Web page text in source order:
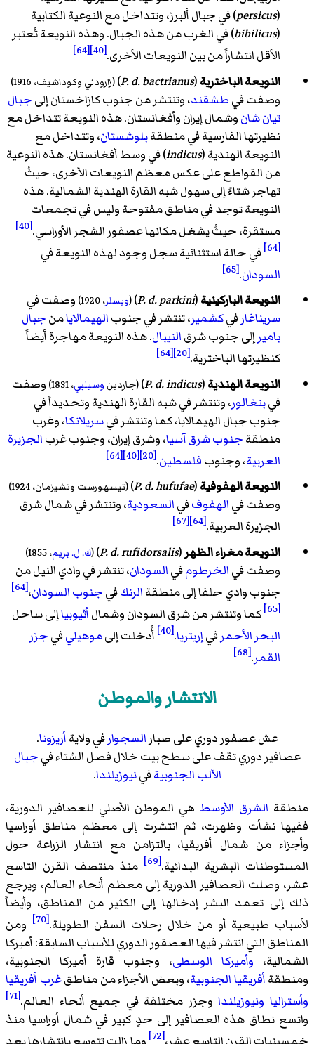
(
persicus) في جبال ألبرز، وتتداخل مع النوعية الكتابية
(
bibilicus) في الغرب من هذه الجبال. وهذه النويعة تُعتبر
الأقل انتشاراً من بين النويعات الأخرى.[40]
[64]
النويعة الباخترية(
P. d. bactrianus
) ‏(زارودني وكوداشيف، 1916)
وصفت فيطشقند، وتنتشر من جنوب كازاخستان إلىجبال
تيان شانوشمال إيران وأفغانستان. هذه النويعة تتداخل مع
نظيرتها الفارسية في منطقةبلوشستان، وتتداخل مع
النويعة الهندية (indicus) في وسط أفغانستان. هذه النوعية
من القواطع على عكس معظم النويعات الأخرى، حيثُ
تهاجر شتاءً إلى سهول شبه القارة الهندية الشمالية. هذه
النويعة توجد في مناطق مفتوحة وليس في تجمعات
مستقرة، حيثُ يشغل مكانها عصفور الشجر الأوراسي.[40]
[64]
في حالة استثنائية سجل وجود لهذه النويعة في
السودان.
[65]
النويعة الباركينية(
P. d. parkini
) ‏
(ويسلر، 1920)
وصفت في
سريناغارفيكشمير، تنتشر في جنوبالهيمالايامنجبال
باميرإلى جنوب شرقالنيبال. هذه النويعة مهاجرة أيضاً
كنظيرتها الباخترية.[20]
[64]
النويعة الهندية(
P. d. indicus
) ‏
(جاردين وسيلبي، 1831)
وصفت
فيبنغالور، وتنتشر في شبه القارة الهندية وتحديداً في
جنوب جبال الهيمالايا، كما وتنتشر فيسريلانكا، وغرب
منطقةجنوب شرق آسيا، وشرق إيران، وجنوب غربالجزيرة
العربية، وجنوبفلسطين.
[20]
[40]
[64]
النويعة الهفوفية(
P. d. hufufae
) ‏
(تيسهورست وتشيزمان، 1924)
وصفت فيالهفوففيالسعودية، وتنتشر في شمال شرق
الجزيرة العربية.[64]
[67]
النويعة مغراء الظهر(
P. d. rufidorsalis
) ‏
(ك. ل. بريم، 1855)
وصفت فيالخرطومفيالسودان، تنتشر في وادي النيل من
جنوب وادي حلفا إلى منطقةالرنكفيجنوب السودان،[64]
[65]
كما وتنتشر من شرق السودان وشمالأثيوبياإلى ساحل
البحر الأحمرفيإريتريا.
[40] أُدخلت إلىموهيليفيجزر
القمر.
[68]
الانتشار والموطن
عش عصفور دوري على صبار السجوارفي ولايةأريزونا.
عصافير دوري تقف على سطح بيت خلال فصل الشتاء فيجبال
الألب الجنوبيةفينيوزيلندا.
منطقة الشرق الأوسط هي الموطن الأصلي للعصافير الدورية،
ففيها نشأت وظهرت، ثم انتشرت إلى معظم مناطق أوراسيا
وأجزاء من شمال أفريقيا، بالتزامن مع انتشار الزراعة حول
المستوطنات البشرية البدائية.[69]
منذ منتصف القرن التاسع
عشر، وصلت العصافير الدورية إلى معظم أنحاء العالم، ويرجع
ذلك إلى تعمد البشر إدخالها إلى الكثير من المناطق، وأيضاً
لأسباب طبيعية أو من خلال رحلات السفن الطويلة.[70]
ومن
المناطق التي انتشر فيها العصقور الدوري للأسباب السابقة: أميركا
الشمالية، وأميركا الوسطى، وجنوب قارة أميركا الجنوبية،
ومنطقةأفريقيا الجنوبية، وبعض الأجزاء من مناطقغرب أفريقيا
وأستراليا ونيوزيلنداوجزر مختلفة في جميع أنحاء العالم.[71]
واتسع نطاق هذه العصافير إلى حدٍ كبير في شمال أوراسيا منذ
[72]